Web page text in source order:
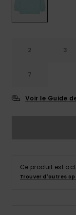
2 3
7
Voir le Guide
Ce produit est
Trouver d'autres